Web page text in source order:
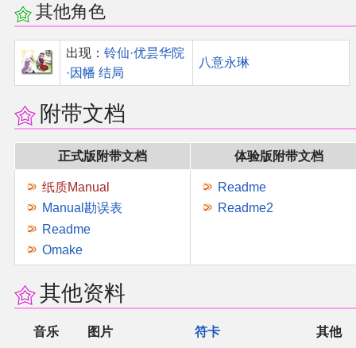
其他角色
出现： 铃仙·优昙华院
·因幡 结局
八意永琳
附带文档
正式版附带文档 体验版附带文档
纸质Manual
Manual勘误表
Readme
Omake
Readme
Readme2
其他资料
音乐 图片 符卡
其他